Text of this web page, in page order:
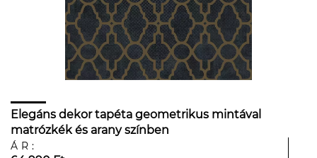
Elegáns dekor tapéta geometrikus mintával
matrózkék és arany színben
ÁR: